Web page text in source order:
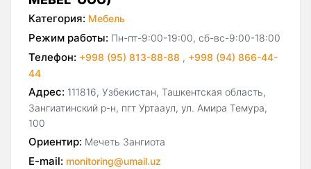
Категория: Мебель
Режим работы: Пн-пт-9:00-19:00, сб-вс-9:00-18:00
Телефон: +998 (95) 813-88-88 , +998 (94) 866-44-
44
Адрес: 111816, Узбекистан, Ташкентская область,
Зангиатинский р-н, пгт Уртааул, ул. Амира Темура,
100
Ориентир: Мечеть Зангиота
E-mail: monitoring@umail.uz